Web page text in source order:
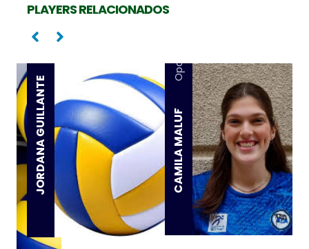
PLAYERS RELACIONADOS
JORDANA GUILLANTE
Oposta
CAMILA MALUF
Oposta